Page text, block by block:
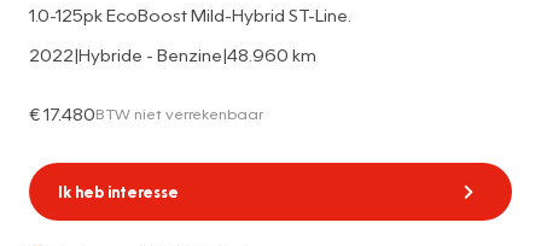
1.0-125pk EcoBoost Mild-Hybrid ST-Line.
2022|Hybride - Benzine|48.960 km
€ 17.480BTW niet verrekenbaar
Ik heb interesse